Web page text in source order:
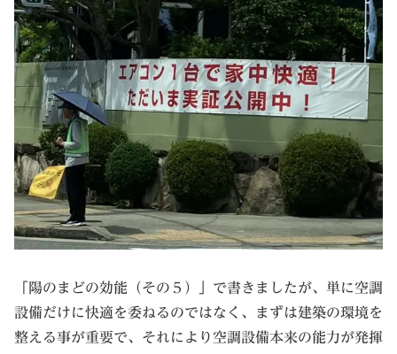
「陽のまどの効能（その５）」で書きましたが、単に空調
設備だけに快適を委ねるのではなく、まずは建築の環境を
整える事が重要で、それにより空調設備本来の能力が発揮